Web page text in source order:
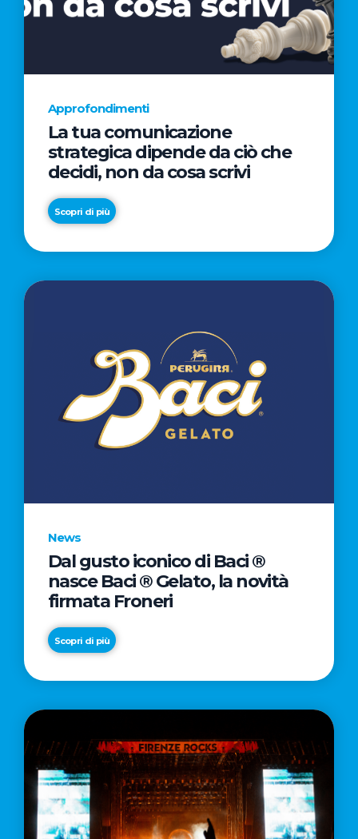
AL
CINEMA
NELLA
CAMPAGNA
REGISTA
PREMIO
OSCAR®
Approfondimenti
La tua comunicazione
strategica dipende da ciò che
decidi, non da cosa scrivi
Scopri di più
News
Dal gusto iconico di Baci ®
nasce Baci ® Gelato, la novità
firmata Froneri
Scopri di più